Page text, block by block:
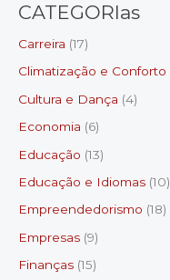
CATEGORIas
Carreira (17)
Climatização e Conforto
Cultura e Dança (4)
Economia (6)
Educação (13)
Educação e Idiomas (10)
Empreendedorismo (18)
Empresas (9)
Finanças (15)